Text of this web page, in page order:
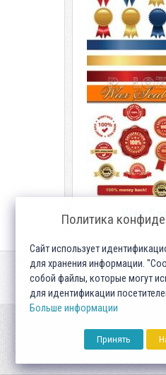
Wax
Политика
Сайт использует
для хранения информации.
собой файлы, которые могут
для идентификации
Больше информации
Принять